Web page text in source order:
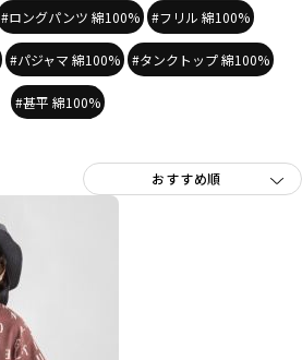
#ロングパンツ 綿100% #フリル 綿100%
#パジャマ 綿100% #タンクトップ 綿100%
#甚平 綿100%